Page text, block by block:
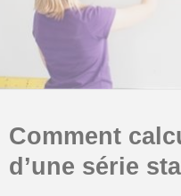
Comment
d’une série